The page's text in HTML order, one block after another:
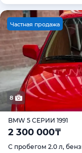
Частная продажа
8
BMW 5 СЕРИИ 1991
2 300 000₸
С пробегом 2.0 л,